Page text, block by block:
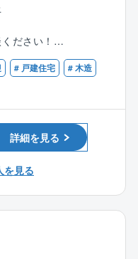
務をトータルで担当
ります。
なニーズや理想の
ださい！
は手当支給もあり、
# 戸建住宅
# 木造
詳細を見る
を見る